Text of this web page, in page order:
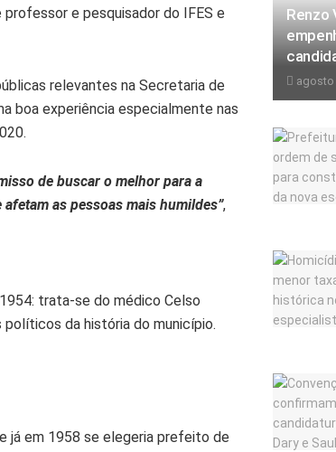
e pesquisador do IFES e
relevantes na Secretaria de
boa experiência especialmente nas
de buscar o melhor para a
as pessoas mais humildes”,
trata-se do médico Celso
políticos da história do município.
já em 1958 se elegeria prefeito de
Renzo
agosto